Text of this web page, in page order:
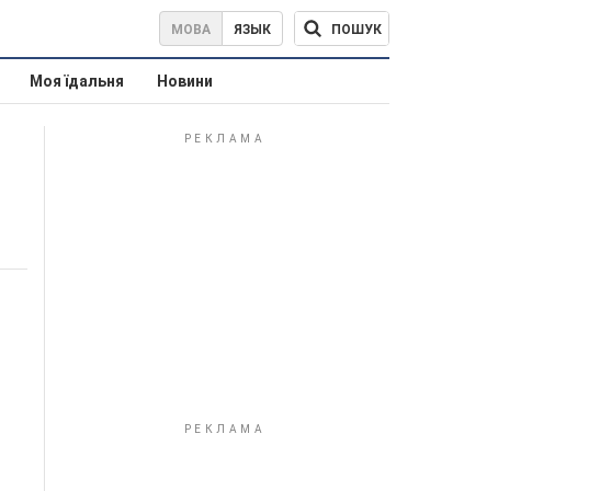
МОВА ЯЗЫК ПОШУК
Моя їдальня Новини